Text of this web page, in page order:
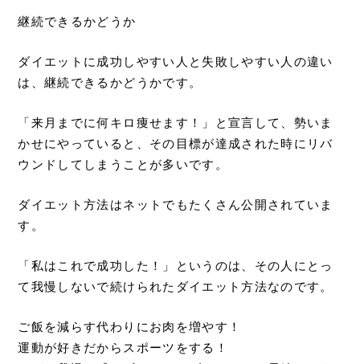
継続できるかどうか
ダイエットに成功しやすい人と失敗しやすい人の違い
は、継続できるかどうかです。
「来月までに何キロ痩せます！」と宣言して、勢いま
かせにやっていると、その目標が達成された時にリバ
ウンドしてしまうことが多いです。
ダイエット方法はネットでもたくさん公開されていま
す。
「私はこれで成功した！」というのは、その人にとっ
て我慢しないで続けられたダイエット方法なのです。
ご飯を減らす代わりにお肉を増やす！
運動が好きだからスポーツをする！